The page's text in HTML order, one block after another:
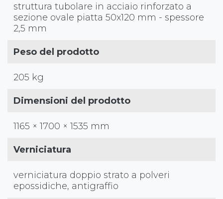
struttura tubolare in acciaio rinforzato a
sezione ovale piatta 50x120 mm - spessore
2,5 mm
Peso del prodotto
205 kg
Dimensioni del prodotto
1165 × 1700 × 1535 mm
Verniciatura
verniciatura doppio strato a polveri
epossidiche, antigraffio